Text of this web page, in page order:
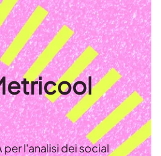
per l'analisi dei social